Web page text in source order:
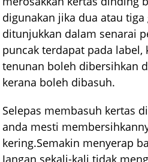
digunakan jika dua atau
ditunjukkan dalam senarai
puncak terdapat pada
tenunan boleh dibersihkan
kerana boleh dibasuh.
Selepas membasuh kertas
anda mesti
kering.Semakin menyerap
Jangan sekali-kali tidak